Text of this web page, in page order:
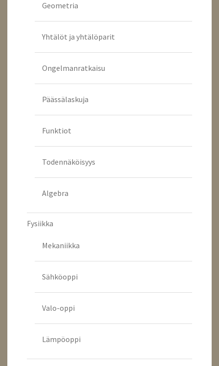
Geometria
Yhtälöt ja yhtälöparit
Ongelmanratkaisu
Päässälaskuja
Funktiot
Todennäköisyys
Algebra
Fysiikka
Mekaniikka
Sähköoppi
Valo-oppi
Lämpöoppi